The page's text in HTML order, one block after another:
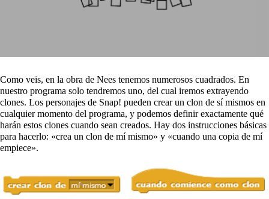
Como veis, en la obra de Nees tenemos numerosos cuadrados. En
nuestro programa solo tendremos uno, del cual iremos extrayendo
clones. Los personajes de Snap! pueden crear un clon de sí mismos en
cualquier momento del programa, y podemos definir exactamente qué
harán estos clones cuando sean creados. Hay dos instrucciones básicas
para hacerlo: «crea un clon de mí mismo» y «cuando una copia de mí
empiece».